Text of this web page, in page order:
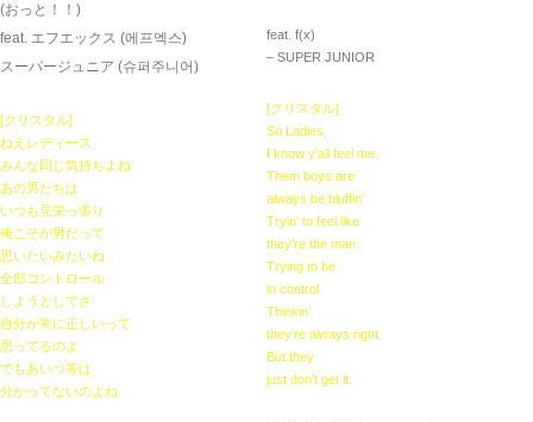
(おっと！！)
feat. エフエックス (에프엑스)
スーパージュニア (슈퍼주니어)
[クリスタル]
ねえレディース
みんな同じ気持ちよね
あの男たちは
いつも見栄っ張り
俺こそが男だって
思いたいみたいね
全部コントロール
しようとしてさ
自分が常に正しいって
思ってるのよ
でもあいつ等は
分かってないのよね
feat. ​f(x)
– SUPER JUNIOR
[クリスタル]
So Ladies,
I know y’all feel me.
Them boys are
always be bluffin’
Tryin’ to feel like
they’re the man.
Trying to be
in control
Thinkin’
they’re always right.
But they
just don’t get it.